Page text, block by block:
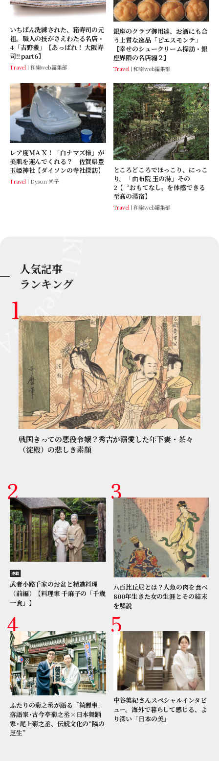
いちばん洗練された、箱寿司の元
祖。職人の技がさえわたる名店・
4「吉野鯗」【あっぱれ！ 大阪寿
司!! part6】
Travel 和樂web編集部
銀座のクラブ御用達、お酒にも合
う上質な逸品「ピエスモンテ」
【幸せのシュークリーム探訪・銀
座界隈の名店編２】
Travel 和樂web編集部
レア度ＭＡＸ！「白ナマズ様」が
美肌を運んでくれる？ 佐賀県豊
玉姫神社【ダイソンの寺社探訪】
Travel Dyson 尚子
ところどころでほっこり、にっこ
り。「由布院 玉の湯」その
2【〝おもてなし〟を体感できる
至高の湯宿】
Travel 和樂web編集部
人気記事
ランキング
戦国きっての悪役令嬢？秀吉が溺愛した年下妻・茶々
（淀殿）の悲しき素顔
連載
武者小路千家のお盆と精進料理
（前編）【料理家 千麻子の「千歳
一食」】
八百比丘尼とは？人魚の肉を食べ
800年生きた女の生涯とその結末
を解説
ふたりの菊之丞が語る「綺麗事」
落語家･古今亭菊之丞×日本舞踊
家･尾上菊之丞、伝統文化の“隣の
芝生”
中谷美紀さんスペシャルインタビ
ュー。海外で暮らして感じる、よ
り深い「日本の美」